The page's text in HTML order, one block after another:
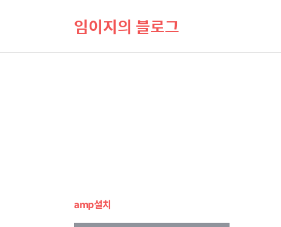
임이지의 블로그
amp설치